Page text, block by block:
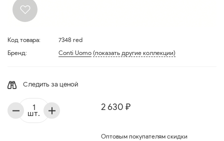
Код товара:
7348 red
Бренд:
Conti Uomo (показать другие коллекции)
Следить за ценой
2 630 ₽
Оптовым покупателям скидки
шт.